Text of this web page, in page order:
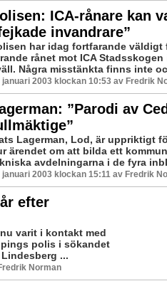
ICA-rånare kan
invandrare”
har idag fortfarande väldigt
rånet mot ICA
Några misstänkta finns inte
januari 2003 klockan 10:53 av Fredrik
”Parodi av
Lagerman, Lod, är uppriktigt
ärendet om att bilda ett
avdelningarna i de fyra
januari 2003 klockan 15:11 av Fredrik
efter
varit i kontakt med
polis i sökandet
...
Norman